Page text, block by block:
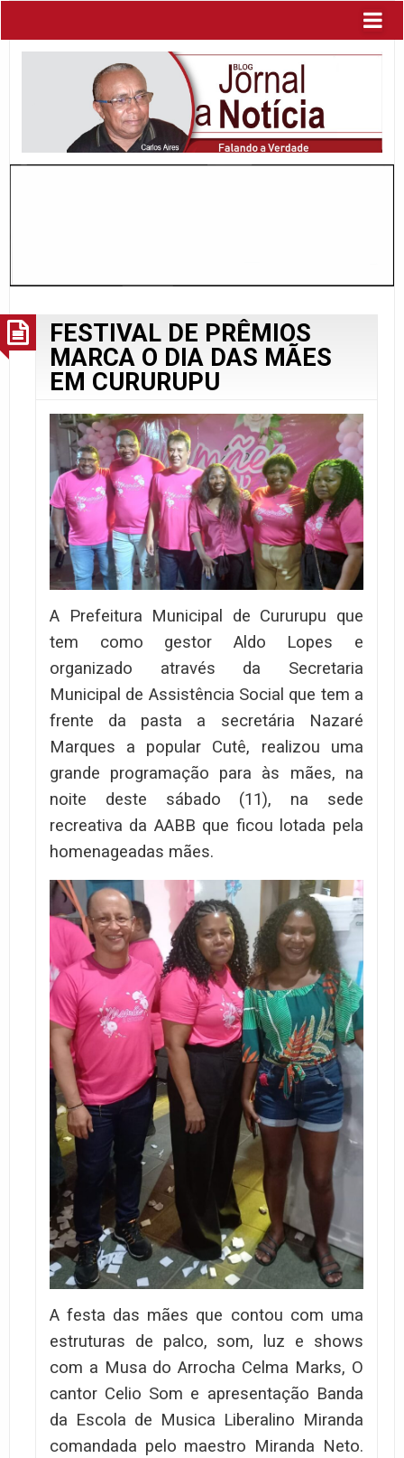
FESTIVAL DE PRÊMIOS
MARCA O DIA DAS MÃES
EM CURURUPU
A Prefeitura Municipal de Cururupu que
tem como gestor Aldo Lopes e
organizado através da Secretaria
Municipal de Assistência Social que tem a
frente da pasta a secretária Nazaré
Marques a popular Cutê, realizou uma
grande programação para às mães, na
noite deste sábado (11), na sede
recreativa da AABB que ficou lotada pela
homenageadas mães.
A festa das mães que contou com uma
estruturas de palco, som, luz e shows
com a Musa do Arrocha Celma Marks, O
cantor Celio Som e apresentação Banda
da Escola de Musica Liberalino Miranda
comandada pelo maestro Miranda Neto.